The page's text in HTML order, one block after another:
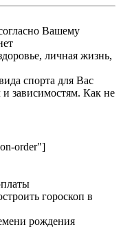
Вашему
личная жизнь,
спорта для Вас
зависимостям. Как не
order"]
гороскоп в
рождения